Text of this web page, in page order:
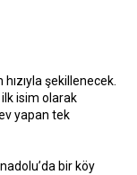
şekillenecek.
isim olarak
yapan tek
bir köy